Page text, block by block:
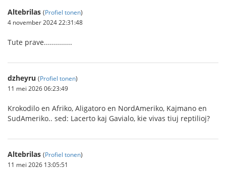
Altebrilas (Profiel tonen)
4 november 2024 22:31:48
Tute prave..............
dzheyru (Profiel tonen)
11 mei 2026 06:23:49
Krokodilo en Afriko, Aligatoro en NordAmeriko, Kajmano en
SudAmeriko.. sed: Lacerto kaj Gavialo, kie vivas tiuj reptilioj?
Altebrilas (Profiel tonen)
11 mei 2026 13:05:51